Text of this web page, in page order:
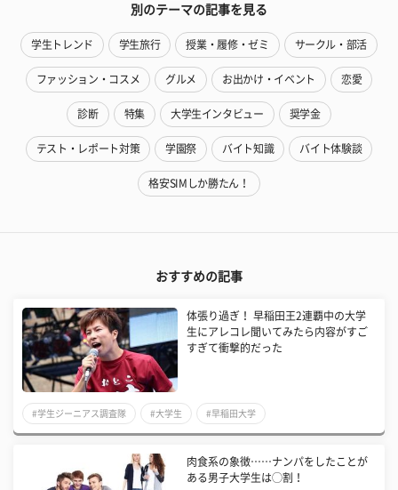
別のテーマの記事を見る
学生トレンド 学生旅行 授業・履修・ゼミ サークル・部活
ファッション・コスメ グルメ お出かけ・イベント 恋愛
診断 特集 大学生インタビュー 奨学金
テスト・レポート対策 学園祭 バイト知識 バイト体験談
格安SIMしか勝たん！
おすすめの記事
体張り過ぎ！ 早稲田王2連覇中の大学
生にアレコレ聞いてみたら内容がすご
すぎて衝撃的だった
#学生ジーニアス調査隊 #大学生 #早稲田大学
肉食系の象徴……ナンパをしたことが
ある男子大学生は◯割！